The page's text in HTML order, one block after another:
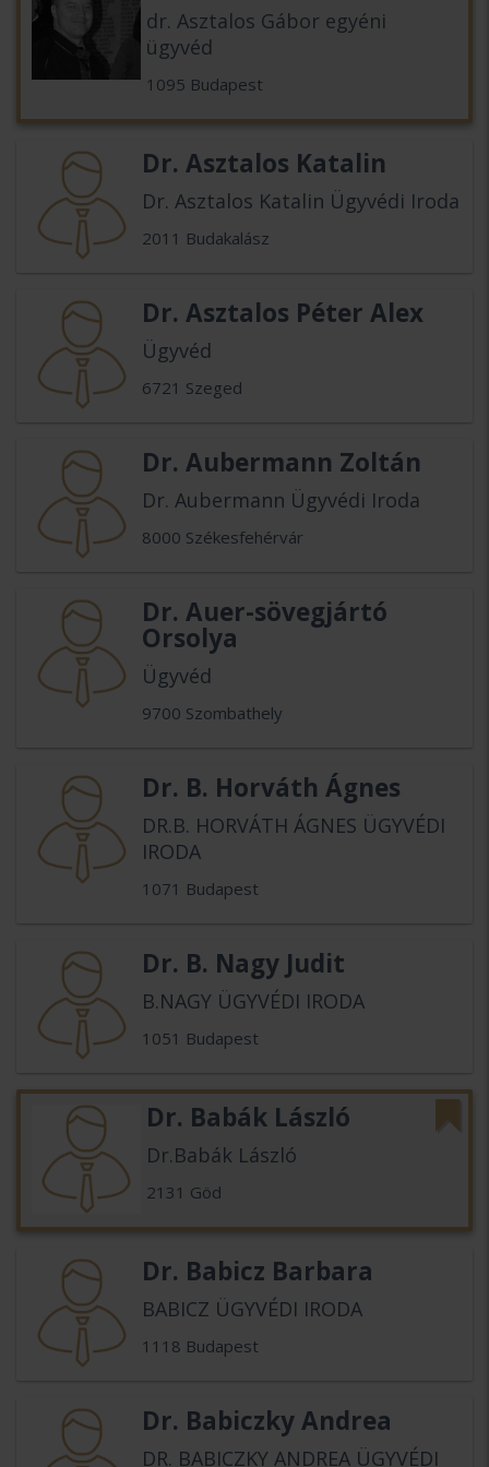
dr. Asztalos Gábor egyéni
ügyvéd
1095 Budapest
Dr. Asztalos Katalin
Dr. Asztalos Katalin Ügyvédi Iroda
2011 Budakalász
Dr. Asztalos Péter Alex
Ügyvéd
6721 Szeged
Dr. Aubermann Zoltán
Dr. Aubermann Ügyvédi Iroda
8000 Székesfehérvár
Dr. Auer-sövegjártó
Orsolya
Ügyvéd
9700 Szombathely
Dr. B. Horváth Ágnes
DR.B. HORVÁTH ÁGNES ÜGYVÉDI
IRODA
1071 Budapest
Dr. B. Nagy Judit
B.NAGY ÜGYVÉDI IRODA
1051 Budapest
Dr. Babák László
Dr.Babák László
2131 Göd
Dr. Babicz Barbara
BABICZ ÜGYVÉDI IRODA
1118 Budapest
Dr. Babiczky Andrea
DR. BABICZKY ANDREA ÜGYVÉDI